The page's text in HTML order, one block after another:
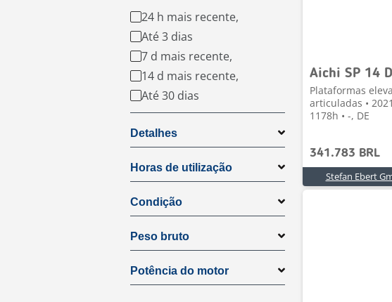
24 h mais recente,
Até 3 dias
7 d mais recente,
14 d mais recente,
Até 30 dias
Detalhes
Horas de utilização
Condição
Peso bruto
Potência do motor
Plataformas
articuladas •
1178h • -, DE
341.783 BRL
Stefan Ebert